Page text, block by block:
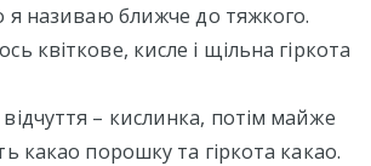
я називаю ближче до тяжкого.
квіткове, кисле і щільна гіркота
– кислинка, потім майже
какао порошку та гіркота какао.